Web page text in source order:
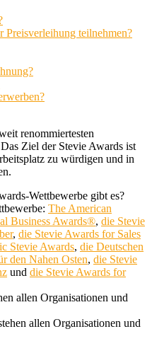
Preisverleihung teilnehmen?
renommiertesten
Ziel der Stevie Awards ist
zu würdigen und in
Wettbewerbe gibt es?
The American
Business Awards®, die Stevie
, die Stevie Awards for Sales
Stevie Awards, die Deutschen
den Nahen Osten, die Stevie
und die Stevie Awards for
allen Organisationen und
allen Organisationen und